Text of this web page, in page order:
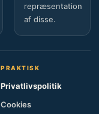
repræsentation
af disse.
PRAKTISK
Privatlivspolitik
Cookies